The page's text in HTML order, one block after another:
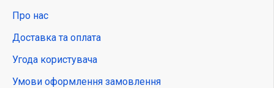
Про нас
Доставка та оплата
Угода користувача
Умови оформлення замовлення